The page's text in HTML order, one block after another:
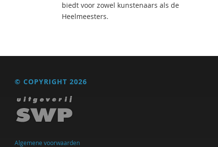
biedt voor zowel kunstenaars als de
Heelmeesters.
© COPYRIGHT 2026
Algemene voorwaarden